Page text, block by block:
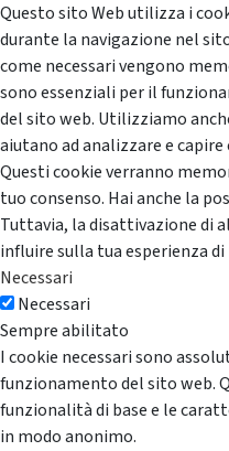
Questo sito Web utilizza i
durante la navigazione nel
come necessari vengono
sono essenziali per il
del sito web. Utilizziamo
aiutano ad analizzare e
Questi cookie verranno
tuo consenso. Hai anche la
Tuttavia, la disattivazione di
influire sulla tua esperienza di
Necessari
Necessari
Sempre abilitato
I cookie necessari sono
funzionamento del sito web.
funzionalità di base e le
in modo anonimo.